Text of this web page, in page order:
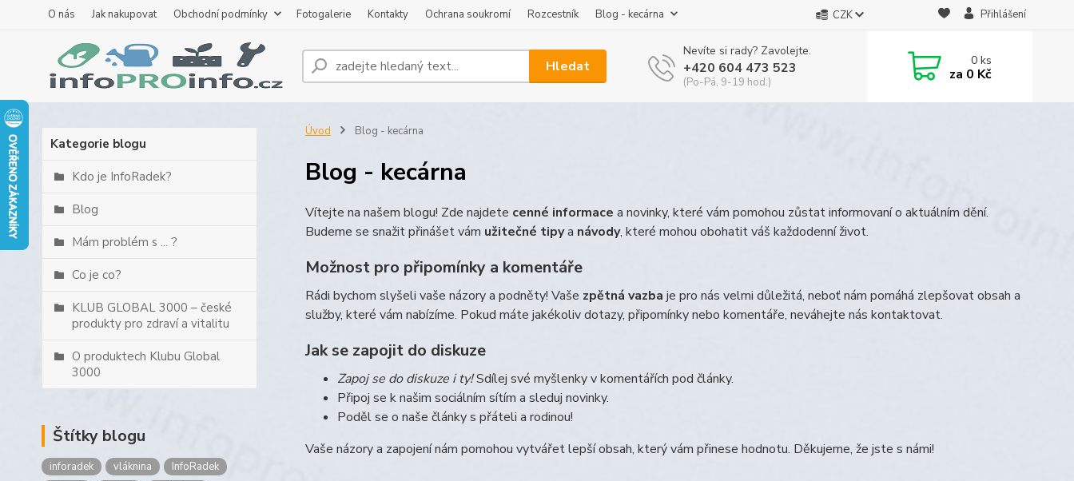
O nás Jak nakupovat Obchodní podmínky Fotogalerie Kontakty Ochrana soukromí Rozcestník Blog - kecárna CZK Přihlášení
Hledat
Nevíte si rady? Zavolejte.
+420 604 473 523
(Po-Pá, 9-19 hod.)
0ks
za 0 Kč
Kategorie blogu
Kdo je InfoRadek?
Blog
Mám problém s ... ?
Co je co?
KLUB GLOBAL 3000 – české
produkty pro zdraví a vitalitu
O produktech Klubu Global
3000
Štítky blogu
inforadek vláknina
InfoRadek
Úvod Blog - kecárna
Blog - kecárna
Vítejte na našem blogu! Zde najdete cenné informace a novinky, které vám pomohou zůstat informovaní o aktuálním dění.
Budeme se snažit přinášet vám užitečné tipya návody, které mohou obohatit váš každodenní život.
Možnost pro připomínky a komentáře
Rádi bychom slyšeli vaše názory a podněty! Vaše zpětná vazba je pro nás velmi důležitá, neboť nám pomáhá zlepšovat obsah a
služby, které vám nabízíme. Pokud máte jakékoliv dotazy, připomínky nebo komentáře, neváhejte nás kontaktovat.
Jak se zapojit do diskuze
Zapoj se do diskuze i ty!Sdílej své myšlenky v komentářích pod články.
Připoj se k našim sociálním sítím a sleduj novinky.
Poděl se o naše články s přáteli a rodinou!
Vaše názory a zapojení nám pomohou vytvářet lepší obsah, který vám přinese hodnotu. Děkujeme, že jste s námi!